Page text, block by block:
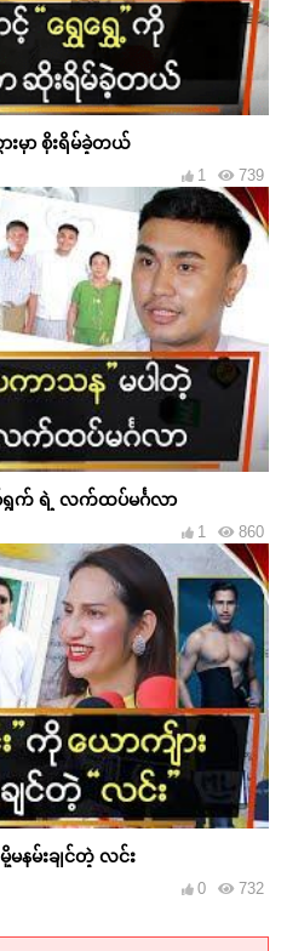
မှာ စိုးရိမ်ခဲ့တယ်
739
1
ာ်ရွက် ရဲ့ လက်ထပ်မင်္ဂလာ
860
1
မနမ်းချင်တဲ့ လင်း
732
0